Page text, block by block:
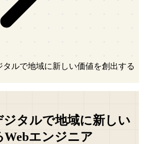
タルで地域に新しい価値を創出する
ジタルで地域に新しい
エンジニア